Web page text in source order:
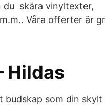
du skära vinyltexter,
Våra offerter är
Hildas
budskap som din skylt